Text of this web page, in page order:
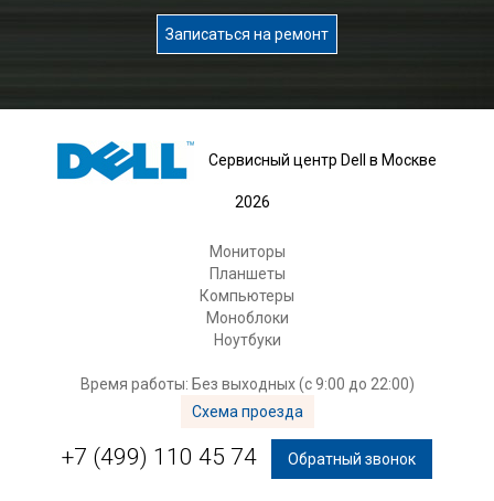
Записаться на ремонт
Сервисный центр Dell в Москве
2026
Мониторы
Планшеты
Компьютеры
Моноблоки
Ноутбуки
Время работы: Без выходных (с 9:00 до 22:00)
Схема проезда
+7 (499) 110 45 74 Обратный звонок